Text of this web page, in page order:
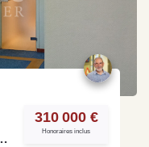
310 000 €
Honoraires inclus